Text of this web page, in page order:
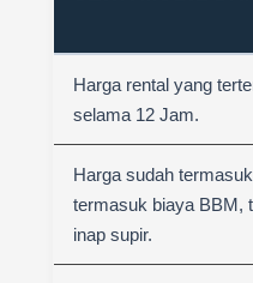
Harga rental yang
selama 12 Jam.
Harga sudah
termasuk biaya BBM,
inap supir.